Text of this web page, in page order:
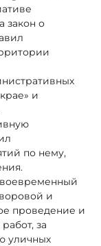
закон о
и
по нему,
и
проведение и
за
уличных